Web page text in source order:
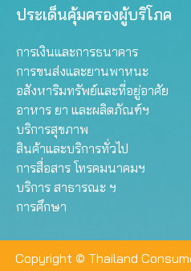
ประเด็นคุ้มครองผู้บริโภค
การเงินและการธนาคาร
การขนส่งและยานพาหนะ
อสังหาริมทรัพย์และที่อยู่อาศัย
อาหาร ยา และผลิตภัณฑ์ฯ
บริการสุขภาพ
สินค้าและบริการทั่วไป
การสื่อสาร โทรคมนาคมฯ
บริการ สาธารณะ ฯ
การศึกษา
Copyright © Thailand